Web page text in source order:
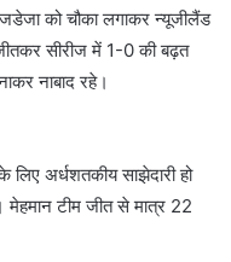
को चौका लगाकर न्यूजीलैंड
सीरीज में 1-0 की बढ़त
नाबाद रहे।
अर्धशतकीय साझेदारी हो
टीम जीत से मात्र 22